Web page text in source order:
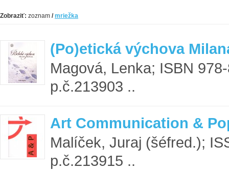
Zobraziť: zoznam / mriežka
(Po)etická výchova
Magová, Lenka; ISBN
p.č.213903 ..
Art Communication &
Malíček, Juraj (šéfred.);
p.č.213915 ..